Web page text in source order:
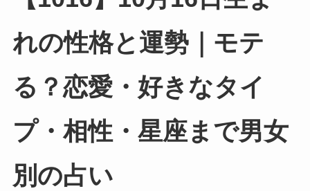
れの性格と運勢｜モテ
る？恋愛・好きなタイ
プ・相性・星座まで男女
別の占い